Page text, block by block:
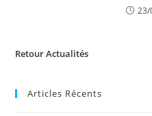
23/
Retour Actualités
Articles Récents